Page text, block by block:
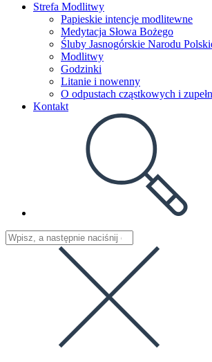
Strefa Modlitwy
Papieskie intencje modlitewne
Medytacja Słowa Bożego
Śluby Jasnogórskie Narodu
Modlitwy
Godzinki
Litanie i nowenny
O odpustach cząstkowych i
Kontakt